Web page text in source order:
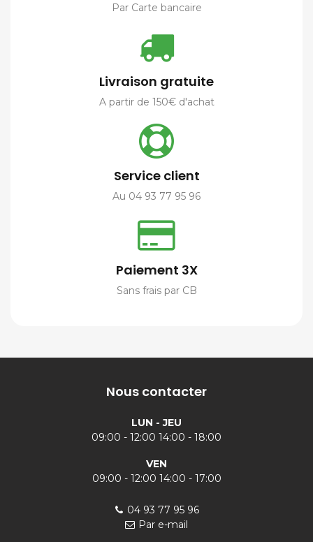
Par Carte bancaire
Livraison gratuite
A partir de 150€ d'achat
Service client
Au 04 93 77 95 96
Paiement 3X
Sans frais par CB
Nous contacter
LUN - JEU
09:00 - 12:00 14:00 - 18:00
VEN
09:00 - 12:00 14:00 - 17:00
04 93 77 95 96
Par e-mail